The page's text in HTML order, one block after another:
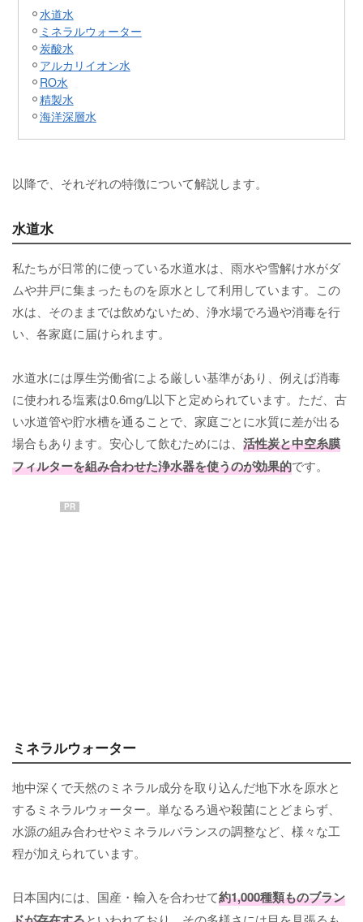
水道水
ミネラルウォーター
炭酸水
アルカリイオン水
RO水
精製水
海洋深層水
以降で、それぞれの特徴について解説します。
水道水
私たちが日常的に使っている水道水は、雨水や雪解け水がダ
ムや井戸に集まったものを原水として利用しています。この
水は、そのままでは飲めないため、浄水場でろ過や消毒を行
い、各家庭に届けられます。
水道水には厚生労働省による厳しい基準があり、例えば消毒
に使われる塩素は0.6mg/L以下と定められています。ただ、古
い水道管や貯水槽を通ることで、家庭ごとに水質に差が出る
場合もあります。安心して飲むためには、 活性炭と中空糸膜
フィルターを組み合わせた浄水器を使うのが効果的です。
PR
ミネラルウォーター
地中深くで天然のミネラル成分を取り込んだ地下水を原水と
するミネラルウォーター。単なるろ過や殺菌にとどまらず、
水源の組み合わせやミネラルバランスの調整など、様々な工
程が加えられています。
日本国内には、国産・輸入を合わせて約1,000種類ものブラン